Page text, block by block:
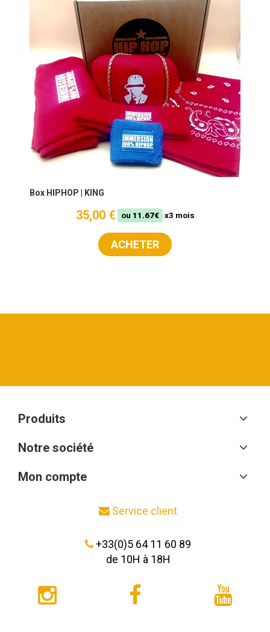
Box HIPHOP | KING
35,00 € ou 11.67€ x3 mois
ACHETER
Produits
Notre société
Mon compte
Service client
+33(0)5 64 11 60 89
de 10H à 18H